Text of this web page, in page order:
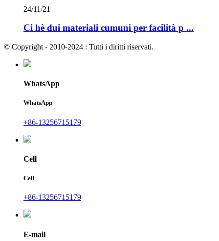
24/11/21
Ci hè dui materiali cumuni per facilità p ...
© Copyright - 2010-2024 : Tutti i diritti riservati.
WhatsApp
WhatsApp
+86-13256715179
Cell
Cell
+86-13256715179
E-mail